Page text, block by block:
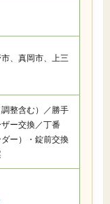
、真岡市、上三
整含む）／勝手
ー交換／丁番
ー）・錠前交換